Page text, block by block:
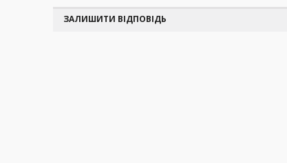
ЗАЛИШИТИ ВІДПОВІДЬ